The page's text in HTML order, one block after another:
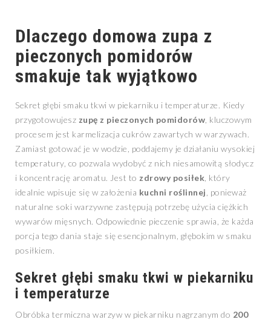
Dlaczego domowa zupa z
pieczonych pomidorów
smakuje tak wyjątkowo
Sekret głębi smaku tkwi w piekarniku i temperaturze. Kiedy
przygotowujesz zupę z pieczonych pomidorów , kluczowym
procesem jest karmelizacja cukrów zawartych w warzywach.
Zamiast gotować je w wodzie, poddajemy je działaniu wysokiej
temperatury, co pozwala wydobyć z nich niesamowitą słodycz
i koncentrację aromatu. Jest to zdrowy posiłek , który
idealnie wpisuje się w założenia kuchni roślinnej , ponieważ
naturalne soki warzywne zastępują potrzebę użycia ciężkich
wywarów mięsnych. Odpowiednie pieczenie sprawia, że każda
porcja tego dania staje się esencjonalnym, głębokim w smaku
posiłkiem.
Sekret głębi smaku tkwi w piekarniku
i temperaturze
Obróbka termiczna warzyw w piekarniku nagrzanym do 200